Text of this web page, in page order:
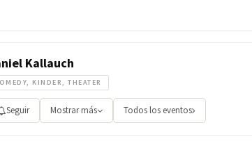
Kallauch
KINDER, THEATER
Seguir Mostrar más Todos los eventos